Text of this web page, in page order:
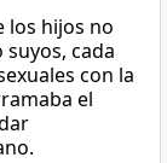
los hijos no
cada
con la
el